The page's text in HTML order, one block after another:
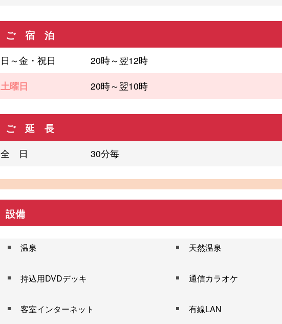
ご 宿 泊
日～金・祝日
20時～翌12時
土曜日
20時～翌10時
ご 延 長
全 日 30分毎
設備
温泉 天然温泉
持込用DVDデッキ 通信カラオケ
客室インターネット 有線LAN